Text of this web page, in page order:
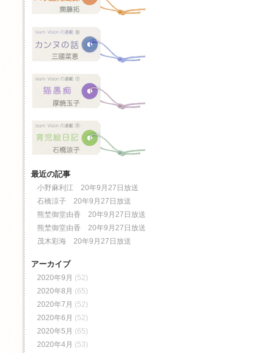
最近の記事
小野麻利江 20年9月27日放送
石橋涼子 20年9月27日放送
熊埜御堂由香 20年9月27日放送
熊埜御堂由香 20年9月27日放送
茂木彩海 20年9月27日放送
アーカイブ
2020年9月 (52)
2020年8月 (65)
2020年7月 (52)
2020年6月 (52)
2020年5月 (65)
2020年4月 (53)